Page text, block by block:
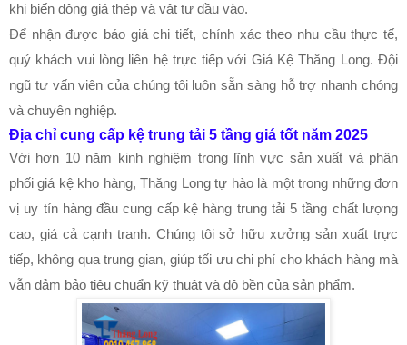
khi biến động giá thép và vật tư đầu vào.
Để nhận được báo giá chi tiết, chính xác theo nhu cầu thực tế,
quý khách vui lòng liên hệ trực tiếp với Giá Kệ Thăng Long. Đội
ngũ tư vấn viên của chúng tôi luôn sẵn sàng hỗ trợ nhanh chóng
và chuyên nghiệp.
Địa chỉ cung cấp kệ trung tải 5 tầng giá tốt năm 2025
Với hơn 10 năm kinh nghiệm trong lĩnh vực sản xuất và phân
phối giá kệ kho hàng, Thăng Long tự hào là một trong những đơn
vị uy tín hàng đầu cung cấp kệ hàng trung tải 5 tầng chất lượng
cao, giá cả cạnh tranh. Chúng tôi sở hữu xưởng sản xuất trực
tiếp, không qua trung gian, giúp tối ưu chi phí cho khách hàng mà
vẫn đảm bảo tiêu chuẩn kỹ thuật và độ bền của sản phẩm.